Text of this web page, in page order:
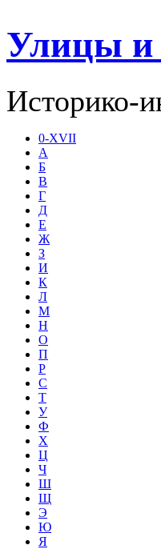
Улицы и
Историко-
0-XVII
А
Б
В
Г
Д
Е
Ж
З
И
К
Л
М
Н
О
П
Р
С
Т
У
Ф
Х
Ц
Ч
Ш
Щ
Э
Ю
Я